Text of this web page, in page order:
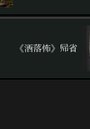
《洒落怖》帰省